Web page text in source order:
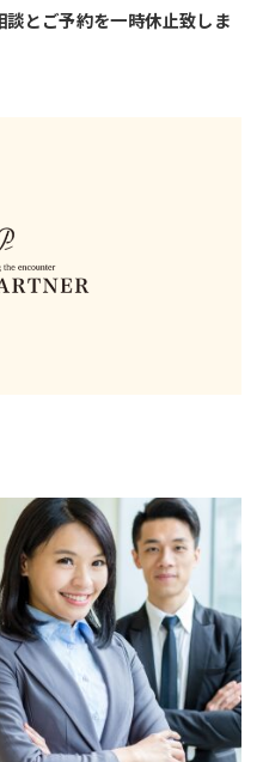
とご予約を一時休止致しま